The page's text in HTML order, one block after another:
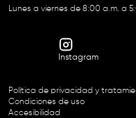
Lunes a viernes de 8:00 a.m. a
Instagram
Política de privacidad y
Condiciones de uso
Accesibilidad